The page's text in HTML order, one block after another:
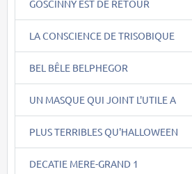
GOSCINNY EST DE RETOUR
LA CONSCIENCE DE TRISOBIQUE
BEL BÊLE BELPHEGOR
UN MASQUE QUI JOINT L'UTILE A
PLUS TERRIBLES QU'HALLOWEEN
DECATIE MERE-GRAND 1